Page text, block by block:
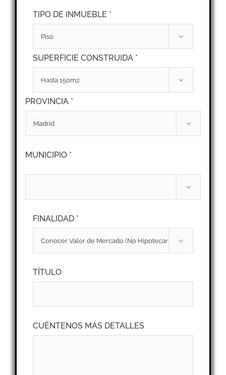
TIPO DE INMUEBLE *

SUPERFICIE CONSTRUIDA *

PROVINCIA *

MUNICIPIO *

FINALIDAD *

TÍTULO
CUÉNTENOS MÁS DETALLES